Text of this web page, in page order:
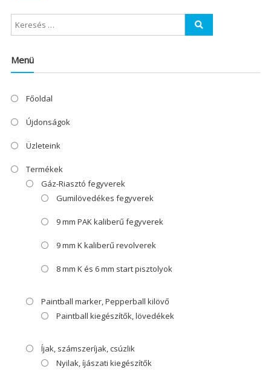
Menü
Főoldal
Újdonságok
Üzleteink
Termékek
Gáz-Riasztó fegyverek
Gumilövedékes fegyverek
9 mm PAK kaliberű fegyverek
9 mm K kaliberű revolverek
8 mm K és 6 mm start pisztolyok
Paintball marker, Pepperball kilövő
Paintball kiegészítők, lövedékek
Íjak, számszeríjak, csúzlik
Nyilak, íjászati kiegészítők